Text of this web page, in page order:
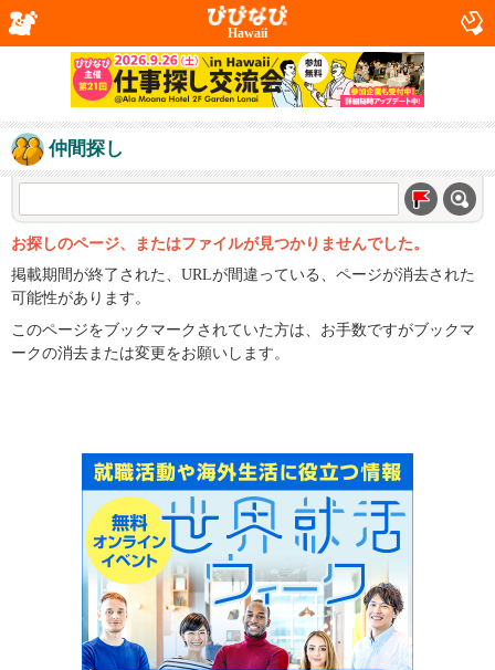
Hawaii
仲間探し
お探しのページ、またはファイルが見つかりませんでした。
掲載期間が終了された、URLが間違っている、ページが消去された
可能性があります。
このページをブックマークされていた方は、お手数ですがブックマ
ークの消去または変更をお願いします。